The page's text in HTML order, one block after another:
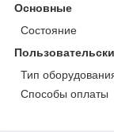
Основные
Состояние
Тип
Способы оплаты